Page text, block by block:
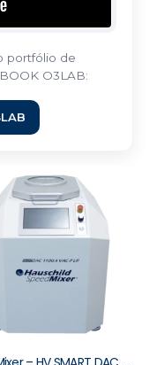
portfólio de
O3LAB: